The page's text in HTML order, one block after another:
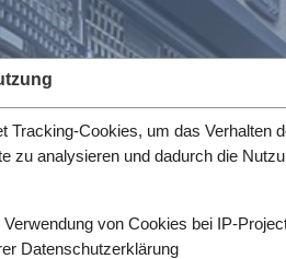
und neue Produkte
Tracking-Cookies, um das Verhalten
zu analysieren und dadurch die
von Cookies bei IP-
Datenschutzerklärung